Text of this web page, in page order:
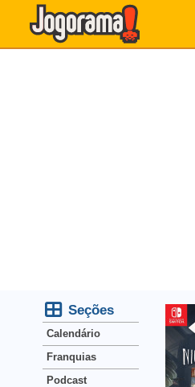
Seções
Calendário
Franquias
Podcast